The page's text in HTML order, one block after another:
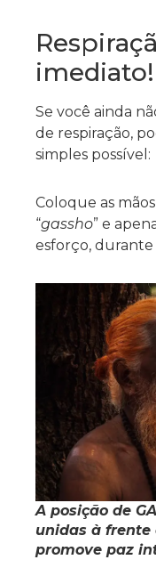
imediato!
Se você ainda
de respiração,
simples possível:
Coloque as
“gassho” e
esforço,
A posição de
unidas à frente
promove paz